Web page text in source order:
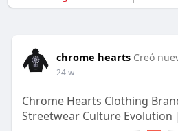
chrome hearts Creó
24 w
Chrome Hearts Clothing
Streetwear Culture Evolution |